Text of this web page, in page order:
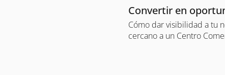
Convertir en
Cómo dar visibilidad a tu
cercano a un Centro